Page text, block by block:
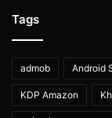
Tags
admob Android
KDP Amazon